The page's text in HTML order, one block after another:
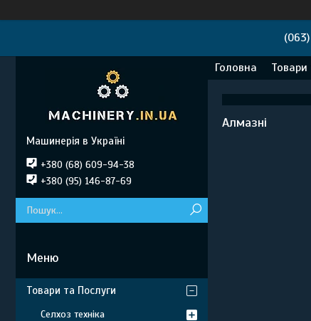
Головна Товари
Алмазні
Машинерія в Україні
+380 (68) 609-94-38
+380 (95) 146-87-69
Товари та Послуги
Селхоз техніка